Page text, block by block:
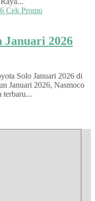
Januari 2026
Solo Januari 2026 di
Januari 2026, Nasmoco
terbaru...